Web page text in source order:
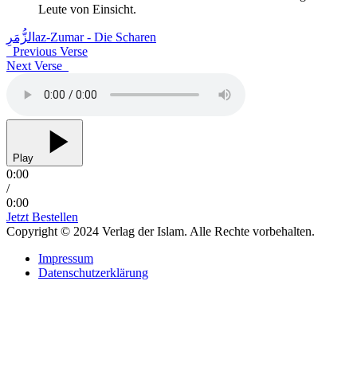
Leute von Einsicht.
الزُّمَرِ az-Zumar - Die Scharen
Previous Verse
Next Verse
Play
0:00
/
0:00
Jetzt Bestellen
Copyright © 2024 Verlag der Islam. Alle Rechte vorbehalten.
Impressum
Datenschutzerklärung